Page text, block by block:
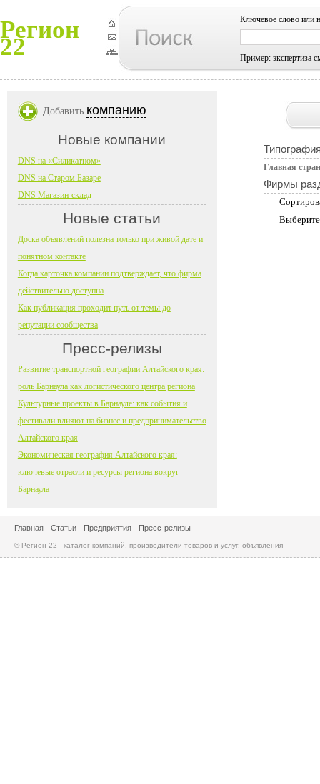
Регион
22
Ключевое слово или
Пример: экспертиза
Главная
Фирмы
Добавить компанию
Новые компании
DNS на «Силикатном»
DNS на Старом Базаре
DNS Магазин-склад
Новые статьи
Доска объявлений полезна только при живой дате и
понятном контакте
Когда карточка компании подтверждает, что фирма
действительно доступна
Как публикация проходит путь от темы до
репутации сообщества
Пресс-релизы
Развитие транспортной географии Алтайского края:
роль Барнаула как логистического центра региона
Культурные проекты в Барнауле: как события и
фестивали влияют на бизнес и предпринимательство
Алтайского края
Экономическая география Алтайского края:
ключевые отрасли и ресурсы региона вокруг
Барнаула
Главная Статьи Предприятия Пресс-релизы
© Регион 22 - каталог компаний, производители товаров и услуг, объявления